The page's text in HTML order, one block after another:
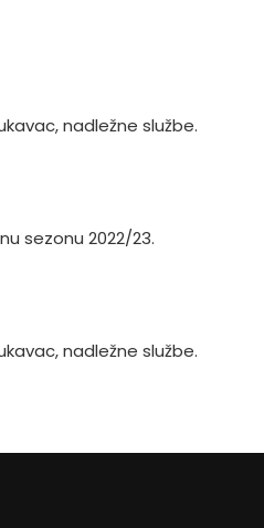
nadležne službe.
sezonu 2022/23.
nadležne službe.